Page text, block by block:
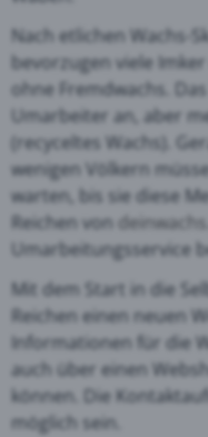
Nach etlichen Wachs-
bevorzugen viele
ohne Fremdwachs.
Umarbeiter an, aber
(recyceltes Wachs).
wenigen Völkern
warten, bis sie diese
Reichen von
Umarbeitungsservice
Mit dem Start in die
Reichen einen neuen
Informationen für die
auch über einen
können. Die
möglich sein.